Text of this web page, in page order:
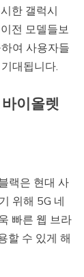
한 갤럭시
전 모델들보
여 사용자들
대됩니다.
이올렛
랙은 현대 사
위해 5G 네
빠른 웹 브라
할 수 있게 해